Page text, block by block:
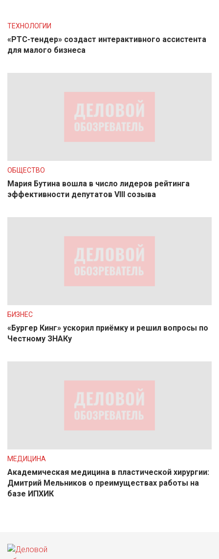
ТЕХНОЛОГИИ
«РТС-тендер» создаст интерактивного ассистента
для малого бизнеса
ОБЩЕСТВО
Мария Бутина вошла в число лидеров рейтинга
эффективности депутатов VIII созыва
БИЗНЕС
«Бургер Кинг» ускорил приёмку и решил вопросы по
Честному ЗНАКу
МЕДИЦИНА
Академическая медицина в пластической хирургии:
Дмитрий Мельников о преимуществах работы на
базе ИПХИК